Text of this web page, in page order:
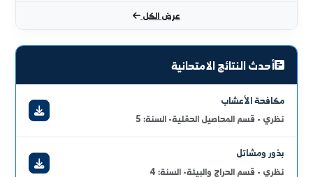
2026/07/
والتعليمات الإمتحانية في كلية الهندسة الزراعية
القاعات الإمتحانية لامتحانات يوم الخميس ٦ / ٨ / ٢٠٢٦ فوج اول